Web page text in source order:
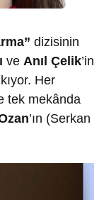
dizisinin
ve Anıl Çelik’in
Her
tek mekânda
’ın (Serkan